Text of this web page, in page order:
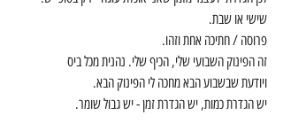
שישי או שבת.
פרוסה / חתיכה אחת וזהו.
זה הפינוק השבועי שלי, הכיף שלי. נהנית מכל ביס
ויודעת שבשבוע הבא מחכה לי הפינוק הבא.
יש הגדרת כמות, יש הגדרת זמן - יש גבול שומר.